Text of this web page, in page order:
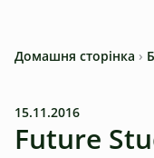
Домашня сторінка ›
15.11.2016
Future